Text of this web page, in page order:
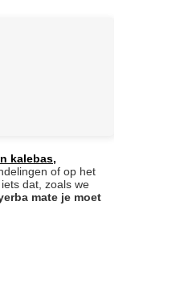
kalebas,
of op het
dat, zoals we
mate je moet